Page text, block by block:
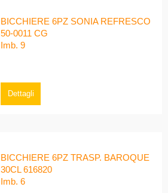
BICCHIERE 6PZ SONIA REFRESCO
50-0011 CG
Imb. 9
Dettagli
BICCHIERE 6PZ TRASP. BAROQUE
30CL 616820
Imb. 6